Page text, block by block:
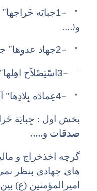
1- "جبایَه
و....)
2- "جهاد عدوها"
3- "اسّتِصْلاَح
4- "عِمادَه بِلادِها"
بخش اول : جِبایَة
صدقات و.....
گرچه اخذخراج و
های جهادی بنظر
امیرالمؤمنین (ع)